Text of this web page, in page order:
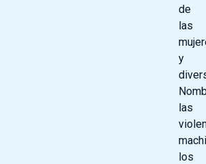
de
las
y
las
los